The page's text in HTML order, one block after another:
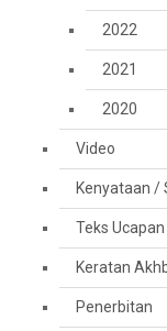
2022
2021
2020
Video
Kenyataan /
Teks Ucapan
Keratan
Penerbitan